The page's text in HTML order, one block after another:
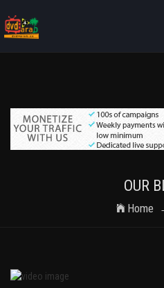
OUR
Home